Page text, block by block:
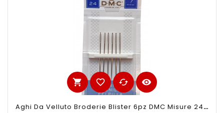
shopping_cart favorite_border cached visibility
Aghi Da Velluto Broderie Blister 6pz DMC Misure 24 Con Punta